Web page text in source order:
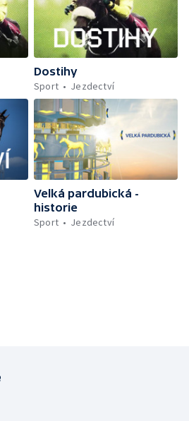
Dostihy
Sport
Jezdectví
Velká pardubická -
historie
Sport
Jezdectví